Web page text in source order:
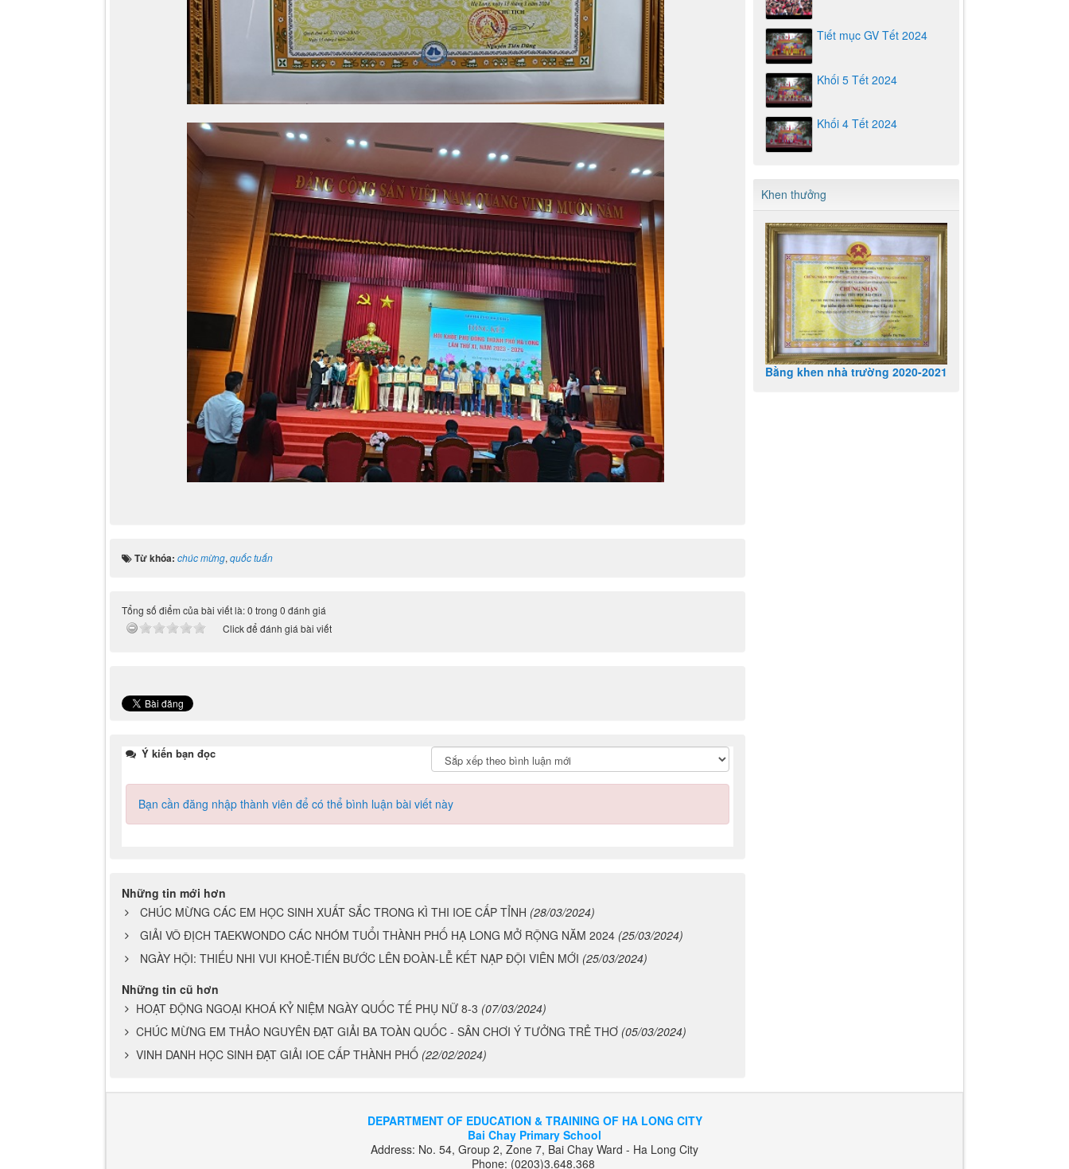
Bạn cần đăng nhập thành viên để có thể bình luận bài viết này
GIẢI VÔ ĐỊCH TAEKWONDO CÁC NHÓM TUỔI THÀNH PHỐ HẠ LONG MỞ RỘNG NĂM 2024
NGÀY HỘI: THIẾU NHI VUI KHOẺ-TIẾN BƯỚC LÊN ĐOÀN-LỄ KẾT NẠP ĐỘI VIÊN MỚI
Những tin cũ hơn
CHÚC MỪNG EM THẢO NGUYÊN ĐẠT GIẢI BA TOÀN QUỐC - SÂN CHƠI Ý TƯỞNG TRẺ THƠ
VINH DANH HỌC SINH ĐẠT GIẢI IOE CẤP THÀNH PHỐ
(22/02/2024)
Tiết mục GV Tết 2024
Khối 5 Tết 2024
Khối 4 Tết 2024
Khen thưởng
Bằng khen nhà trường 2020-2021
Address: No. 54, Group 2, Zone 7, Bai Chay Ward - Ha Long City
Phone: (0203)3.648.368
Email: clbaichay.hl.quangninh@moet.edu.vn
website: tieuhocbaichay.edu.vn